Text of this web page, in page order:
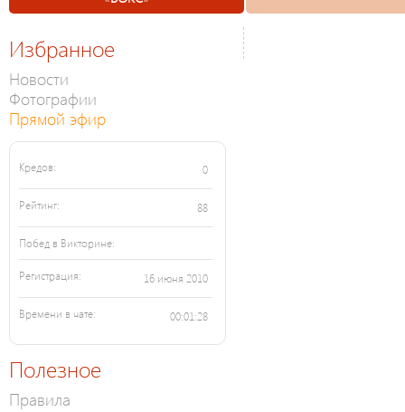
Избранное
Новости
Фотографии
Прямой эфир
Кредов: 0
Рейтинг: 88
Побед в Викторине:
Регистрация: 16 июня 2010
Времени в чате: 00:01:28
Полезное
Правила